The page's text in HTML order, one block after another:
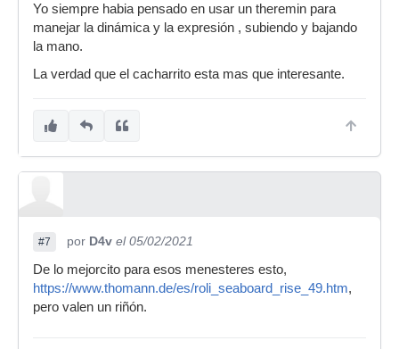
Yo siempre habia pensado en usar un theremin para
manejar la dinámica y la expresión , subiendo y bajando
la mano.
La verdad que el cacharrito esta mas que interesante.
#7 por D4v el 05/02/2021
De lo mejorcito para esos menesteres esto,
https://www.thomann.de/es/roli_seaboard_rise_49.htm,
pero valen un riñón.